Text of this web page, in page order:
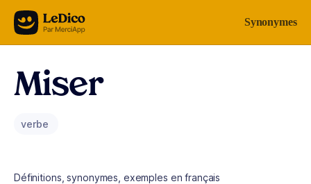
Aller au contenu Synonymes
Miser
verbe
Définitions, synonymes, exemples en français